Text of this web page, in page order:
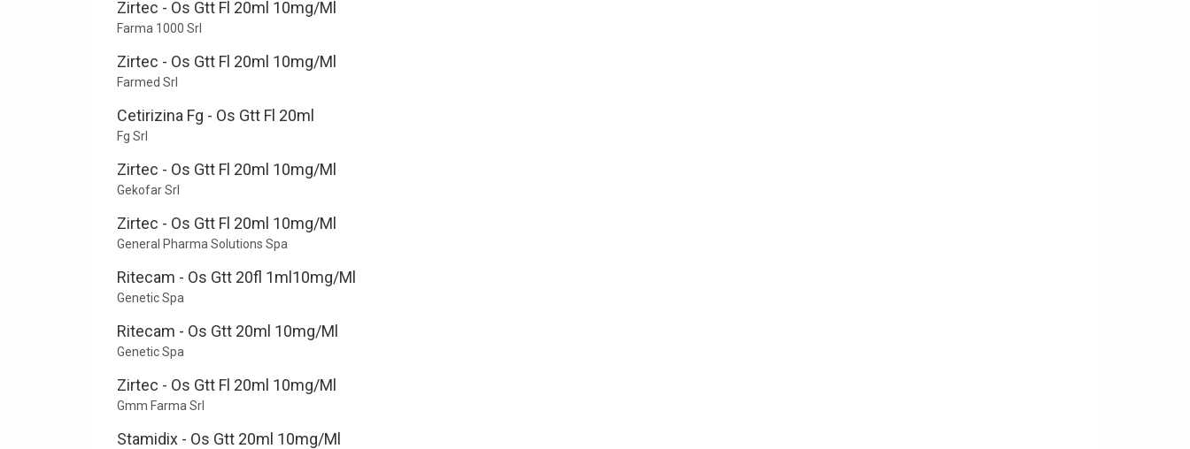
Zirtec - Os Gtt Fl 20ml 10mg/Ml
Farma 1000 Srl
Zirtec - Os Gtt Fl 20ml 10mg/Ml
Farmed Srl
Cetirizina Fg - Os Gtt Fl 20ml
Fg Srl
Zirtec - Os Gtt Fl 20ml 10mg/Ml
Gekofar Srl
Zirtec - Os Gtt Fl 20ml 10mg/Ml
General Pharma Solutions Spa
Ritecam - Os Gtt 20fl 1ml10mg/Ml
Genetic Spa
Ritecam - Os Gtt 20ml 10mg/Ml
Genetic Spa
Zirtec - Os Gtt Fl 20ml 10mg/Ml
Gmm Farma Srl
Stamidix - Os Gtt 20ml 10mg/Ml